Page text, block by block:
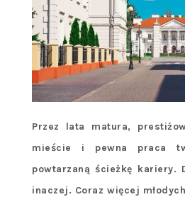
Przez lata matura,
mieście i pewna praca
powtarzaną ścieżkę kariery.
inaczej. Coraz więcej